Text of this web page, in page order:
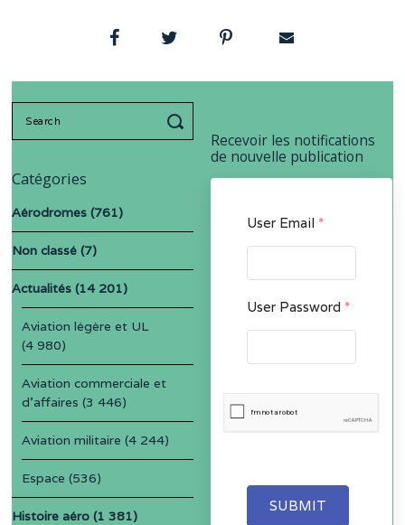
Recevoir les notifications
de nouvelle publication
User Email *
User Password *
SUBMIT
Catégories
Aérodromes (761)
Non classé (7)
Actualités (14 201)
Aviation légère et UL
(4 980)
Aviation commerciale et
d'affaires (3 446)
Aviation militaire (4 244)
Espace (536)
Histoire aéro (1 381)